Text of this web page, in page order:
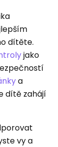
dítěte.
jako
a
dítě zahájí
vy a